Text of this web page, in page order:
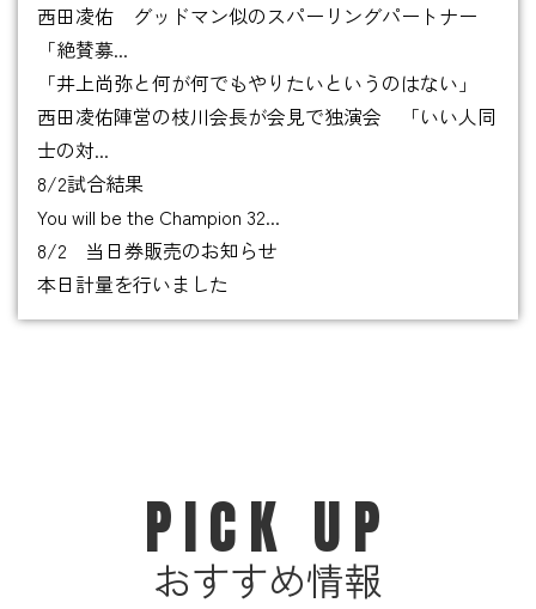
西田凌佑 グッドマン似のスパーリングパートナー
「絶賛募...
「井上尚弥と何が何でもやりたいというのはない」
西田凌佑陣営の枝川会長が会見で独演会 「いい人同
士の対...
8/2試合結果
You will be the Champion 32...
8/2 当日券販売のお知らせ
本日計量を行いました
PICK UP
おすすめ情報